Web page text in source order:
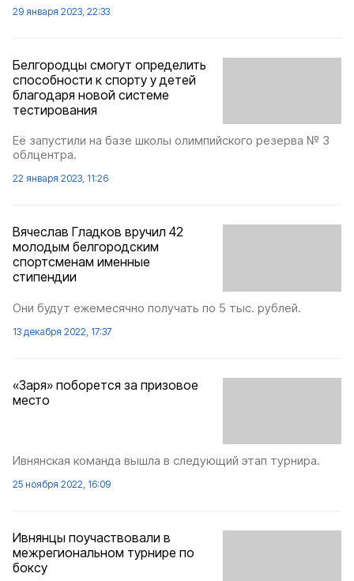
29 января 2023, 22:33
Белгородцы смогут определить
способности к спорту у детей
благодаря новой системе
тестирования
Её запустили на базе школы олимпийского резерва № 3
облцентра.
22 января 2023, 11:26
Вячеслав Гладков вручил 42
молодым белгородским
спортсменам именные
стипендии
Они будут ежемесячно получать по 5 тыс. рублей.
13 декабря 2022, 17:37
«Заря» поборется за призовое
место
Ивнянская команда вышла в следующий этап турнира.
25 ноября 2022, 16:09
Ивнянцы поучаствовали в
межрегиональном турнире по
боксу